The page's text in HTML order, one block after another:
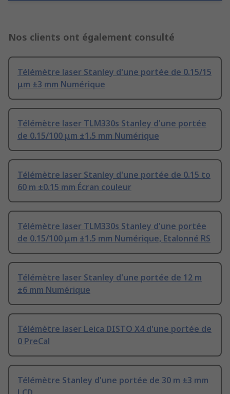
Nos clients ont également consulté
Télémètre laser Stanley d'une portée de 0.15/15
μm ±3 mm Numérique
Télémètre laser TLM330s Stanley d'une portée
de 0.15/100 μm ±1.5 mm Numérique
Télémètre laser Stanley d'une portée de 0.15 to
60 m ±0.15 mm Écran couleur
Télémètre laser TLM330s Stanley d'une portée
de 0.15/100 μm ±1.5 mm Numérique, Etalonné RS
Télémètre laser Stanley d'une portée de 12 m
±6 mm Numérique
Télémètre laser Leica DISTO X4 d'une portée de
0 PreCal
Télémètre Stanley d'une portée de 30 m ±3 mm